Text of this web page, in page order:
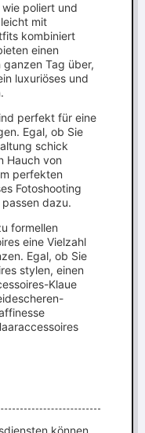
poliert und
mit
kombiniert
einen
Tag über,
luxuriöses und
perfekt für eine
Egal, ob Sie
schick
Hauch von
perfekten
Fotoshooting
passen dazu.
formellen
eine Vielzahl
Egal, ob Sie
stylen, einen
Klaue
können